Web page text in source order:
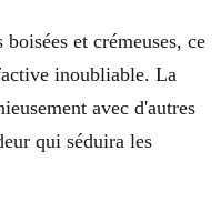
et crémeuses, ce
inoubliable. La
avec d'autres
qui séduira les